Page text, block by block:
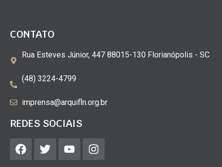
CONTATO
Rua Esteves Júnior, 447 88015-130 Florianópolis - SC
(48) 3224-4799
imprensa@arquifln.org.br
REDES SOCIAIS